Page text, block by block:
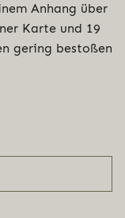
Anhang über
Karte und 19
gering bestoßen